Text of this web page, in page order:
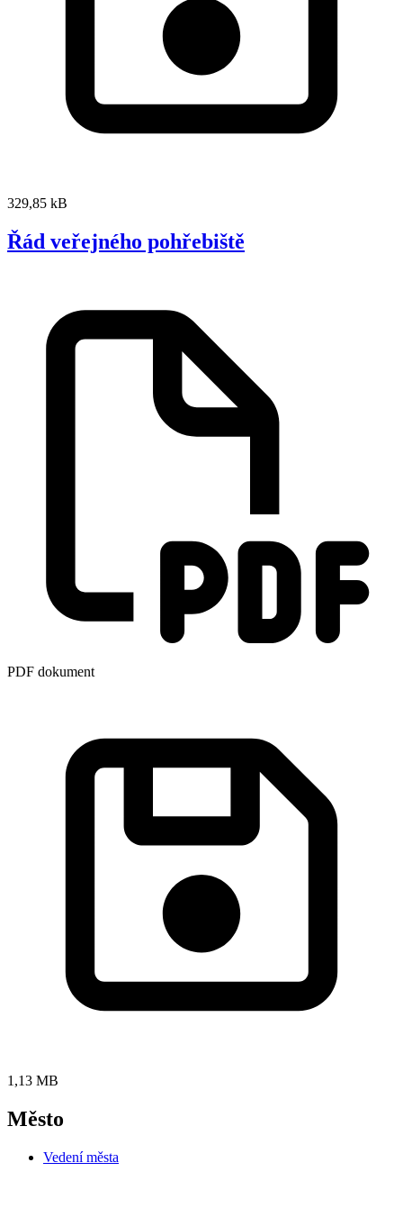
329,85 kB
Řád veřejného pohřebiště
PDF dokument
1,13 MB
Město
Vedení města